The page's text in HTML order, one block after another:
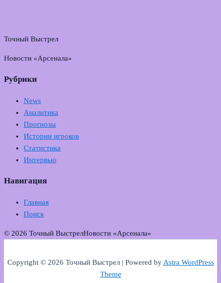
Точный Выстрел
Новости «Арсенала»
Рубрики
News
Аналитика
Прогнозы
Истории игроков
Статистика
Интервью
Навигация
Главная
Поиск
© 2026 Точный ВыстрелНовости «Арсенала»
Copyright © 2026 Точный Выстрел | Powered byAstra WordPress
Theme